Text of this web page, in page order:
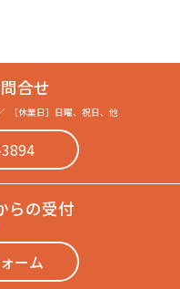
合せ
［休業日］ 日曜、祝日、他
らの受付
ーム